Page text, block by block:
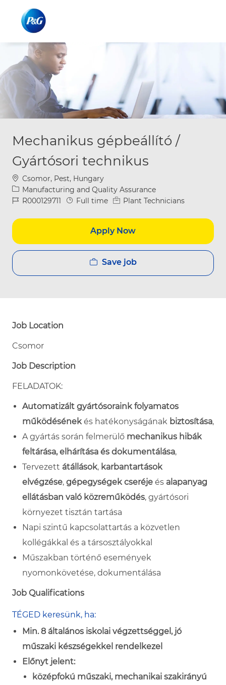
Mechanikus gépbeállító /
Gyártósori technikus
Location
Csomor, Pest, Hungary
Category
Manufacturing and Quality Assurance
Job IdR000129711 Job Type
Full time Plant Technicians
Apply Now
Save job
Job Location
Csomor
Job Description
FELADATOK:
Automatizált gyártósoraink folyamatos
működésének és hatékonyságának biztosítása,
A gyártás során felmerülő mechanikus hibák
feltárása, elhárítása és dokumentálása,
Tervezett átállások, karbantartások
elvégzése, gépegységek cseréje és alapanyag
ellátásban való közreműködés, gyártósori
környezet tisztán tartása
Napi szintű kapcsolattartás a közvetlen
kollégákkal és a társosztályokkal
Műszakban történő események
nyomonkövetése, dokumentálása
Job Qualifications
TÉGED keresünk, ha:
Min. 8 általános iskolai végzettséggel, jó
műszaki készségekkel rendelkezel
Előnyt jelent:
középfokú műszaki, mechanikai szakirányú